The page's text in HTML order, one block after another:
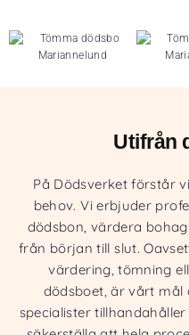
Utifrån
På Dödsverket förstår
behov. Vi erbjuder
dödsbon, värdera
från början till slut.
värdering, tömning
dödsboet, är vårt mål
specialister